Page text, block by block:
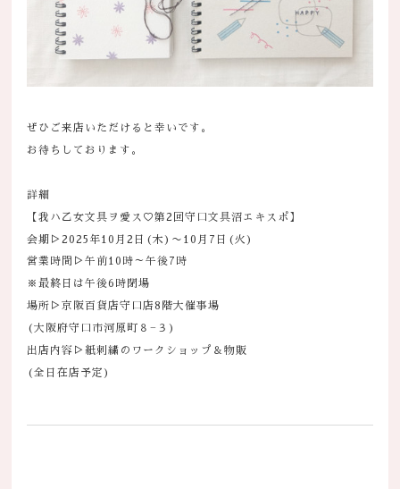
ぜひご来店いただけると幸いです。
お待ちしております。
詳細
【我ハ乙女文具ヲ愛ス♡第2回守口文具沼エキスポ】
会期▷2025年10月2日(木)〜10月7日(火)
営業時間▷午前10時～午後7時
※最終日は午後6時閉場
場所▷京阪百貨店守口店8階大催事場
(大阪府守口市河原町８−３)
出店内容▷紙刺繍のワークショップ＆物販
(全日在店予定)